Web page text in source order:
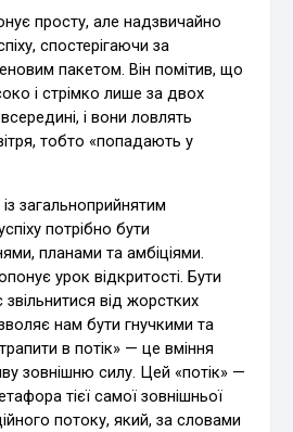
просту, але надзвичайно
спостерігаючи за
пакетом. Він помітив, що
і стрімко лише за двох
і вони ловлять
тобто «попадають у
загальноприйнятим
потрібно бути
планами та амбіціями.
урок відкритості. Бути
від жорстких
нам бути гнучкими та
в потік» — це вміння
зовнішню силу. Цей «потік» —
тієї самої зовнішньої
потоку, який, за словами